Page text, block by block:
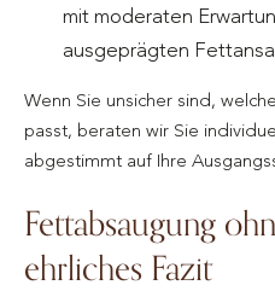
mit moderaten
ausgeprägten
Wenn Sie unsicher sind,
passt, beraten wir Sie
abgestimmt auf Ihre
Fettabsaugung
ehrliches Fazit